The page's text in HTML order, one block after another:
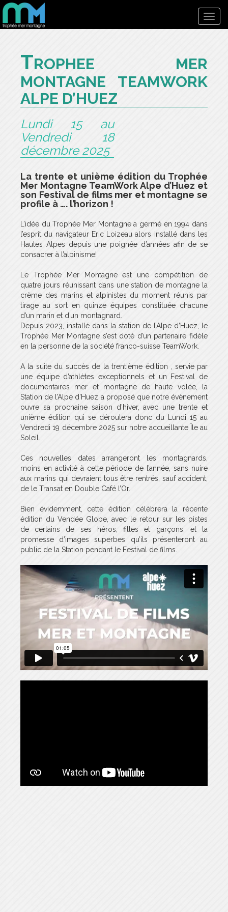
TROPHEE MER
MONTAGNE TEAMWORK
ALPE D’HUEZ
Lundi 15 au
Vendredi 18
décembre 2025
La trente et unième édition du Trophée
Mer Montagne TeamWork Alpe d’Huez et
son Festival de films mer et montagne se
profile à …. l’horizon !
L’idée du Trophée Mer Montagne a germé en 1994 dans
l’esprit du navigateur Eric Loizeau alors installé dans les
Hautes Alpes depuis une poignée d’années afin de se
consacrer à l’alpinisme!
Le Trophée Mer Montagne est une compétition de
quatre jours réunissant dans une station de montagne la
crème des marins et alpinistes du moment réunis par
tirage au sort en quinze équipes constituée chacune
d’un marin et d’un montagnard.
Depuis 2023, installé dans la station de l’Alpe d’Huez, le
Trophée Mer Montagne s’est doté d’un partenaire fidèle
en la personne de la société franco-suisse TeamWork.
A la suite du succès de la trentième édition , servie par
une équipe d’athlètes exceptionnels et un Festival de
documentaires mer et montagne de haute volée, la
Station de l’Alpe d’Huez a proposé que notre évènement
ouvre sa prochaine saison d’hiver, avec une trente et
unième édition qui se déroulera donc du Lundi 15 au
Vendredi 19 décembre 2025 sur notre accueillante Île au
Soleil.
Ces nouvelles dates arrangeront les montagnards,
moins en activité à cette période de l’année, sans nuire
aux marins qui devraient tous être rentrés, sauf accident,
de le Transat en Double Café l’Or.
Bien évidemment, cette édition célèbrera la récente
édition du Vendée Globe, avec le retour sur les pistes
de certains de ses héros, filles et garçons, et la
promesse d’images superbes qu’ils présenteront au
public de la Station pendant le Festival de films.